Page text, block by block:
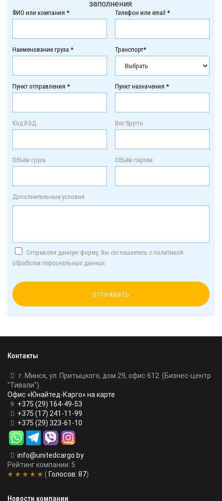
заполнения.
ФИО или компания * Телефон или email *
Наименование груза * Транспорт*
Пункт отправления * Пункт назначения *
Код ВЭД Вес брутто
Объём груза Объём партии
Дополнительные условия
Отправляя данную форму, Вы соглашаетесь с политикой
обработки персональных данных
Контакты
г. Минск, ул. Притыцкого, дом 29, офис 612. (Бизнес-центр
"Тивали").
Офис «Юнайтед-Карго» на карте
+375 (29) 164-49-53
+375 (17) 241-11-99
+375 (29) 323-61-10
info@unitedcargo.by
Рейтинг компании: 5
✭ ✭ ✭ ✭ ✭ ( Голосов: 87)
Новости компании